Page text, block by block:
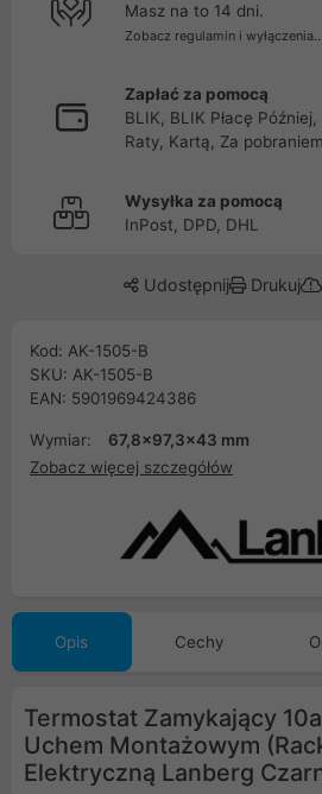
Masz na to 14 dni.
Zobacz regulamin i wyłączenia...
Zapłać za pomocą
BLIK, BLIK Płacę
Raty, Kartą, Za pobraniem
Wysyłka za pomocą
InPost, DPD, DHL
Udostępnij Drukuj
Kod: AK-1505-B
SKU: AK-1505-B
EAN: 5901969424386
Wymiar:
67,8x97,3x43 mm
Zobacz więcej szczegółów
Opis Cechy
Termostat Zamykający
Uchem Montażowym
Elektryczną Lanberg